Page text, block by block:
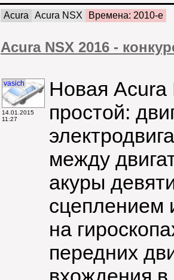
Acura Acura NSX Времена: 2010-е
Acura NSX 2016 -
vasich
14.01.2015
11:27
Новая Acura
простой:
между
акуры
сцеплением
на
передних